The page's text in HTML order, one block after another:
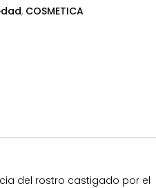
, COSMETICA
del rostro castigado por el